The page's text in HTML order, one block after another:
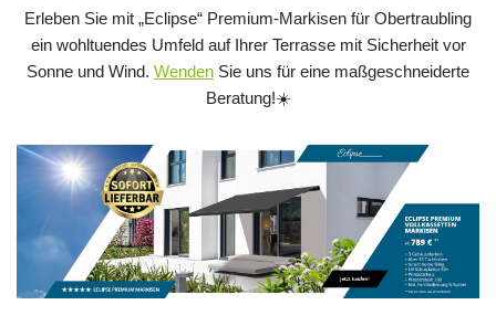
Erleben Sie mit „Eclipse“ Premium-Markisen für Obertraubling
ein wohltuendes Umfeld auf Ihrer Terrasse mit Sicherheit vor
Sonne und Wind. Wenden Sie uns für eine maßgeschneiderte
Beratung!☀️